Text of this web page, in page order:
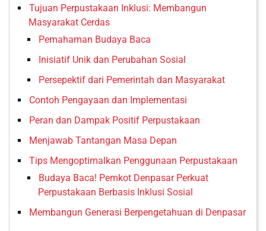
Tujuan Perpustakaan Inklusi: Membangun
Masyarakat Cerdas
Pemahaman Budaya Baca
Inisiatif Unik dan Perubahan Sosial
Persepektif dari Pemerintah dan Masyarakat
Contoh Pengayaan dan Implementasi
Peran dan Dampak Positif Perpustakaan
Menjawab Tantangan Masa Depan
Tips Mengoptimalkan Penggunaan Perpustakaan
Budaya Baca! Pemkot Denpasar Perkuat
Perpustakaan Berbasis Inklusi Sosial
Membangun Generasi Berpengetahuan di Denpasar